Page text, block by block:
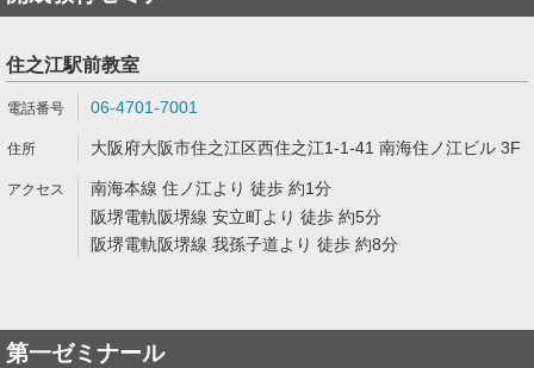
住之江駅前教室
06-4701-7001
大阪府大阪市住之江区西住之江1-1-41 南海住ノ江ビル 3F
南海本線 住ノ江より 徒歩 約1分
阪堺電軌阪堺線 安立町より 徒歩 約5分
阪堺電軌阪堺線 我孫子道より 徒歩 約8分
第一ゼミナール